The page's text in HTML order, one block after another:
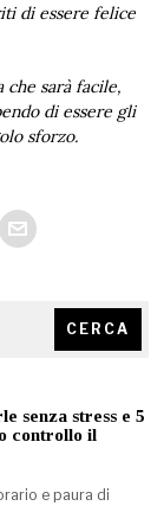
di essere felice
sarà facile,
di essere gli
sforzo.
CERCA
senza stress e 5
controllo il
e paura di